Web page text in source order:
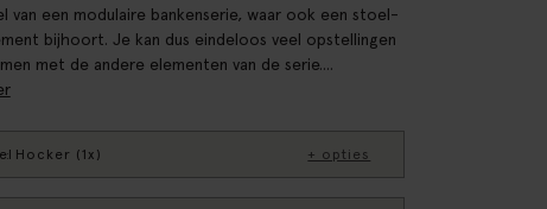
van een modulaire bankenserie, waar ook een stoel-
bijhoort. Je kan dus eindeloos veel opstellingen
met de andere elementen van de serie....
: Hocker (1x) + opties